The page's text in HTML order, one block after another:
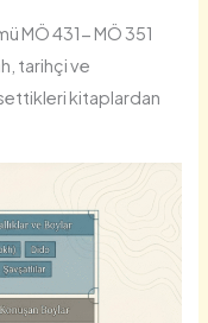
MÖ 431- MÖ 351
tarihçi ve
kitaplardan